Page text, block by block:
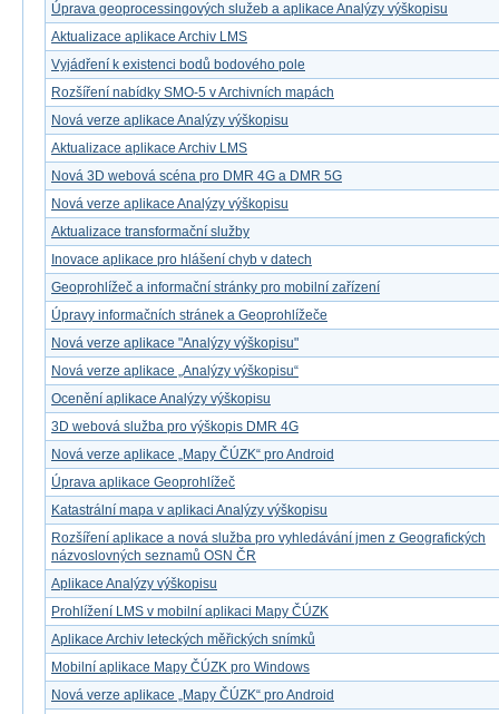
Úprava geoprocessingových služeb a aplikace Analýzy výškopisu
Aktualizace aplikace Archiv LMS
Vyjádření k existenci bodů bodového pole
Rozšíření nabídky SMO-5 v Archivních mapách
Nová verze aplikace Analýzy výškopisu
Aktualizace aplikace Archiv LMS
Nová 3D webová scéna pro DMR 4G a DMR 5G
Nová verze aplikace Analýzy výškopisu
Aktualizace transformační služby
Inovace aplikace pro hlášení chyb v datech
Geoprohlížeč a informační stránky pro mobilní zařízení
Úpravy informačních stránek a Geoprohlížeče
Nová verze aplikace "Analýzy výškopisu"
Nová verze aplikace „Analýzy výškopisu“
Ocenění aplikace Analýzy výškopisu
3D webová služba pro výškopis DMR 4G
Nová verze aplikace „Mapy ČÚZK“ pro Android
Úprava aplikace Geoprohlížeč
Katastrální mapa v aplikaci Analýzy výškopisu
Rozšíření aplikace a nová služba pro vyhledávání jmen z Geografických
názvoslovných seznamů OSN ČR
Aplikace Analýzy výškopisu
Prohlížení LMS v mobilní aplikaci Mapy ČÚZK
Aplikace Archiv leteckých měřických snímků
Mobilní aplikace Mapy ČÚZK pro Windows
Nová verze aplikace „Mapy ČÚZK“ pro Android